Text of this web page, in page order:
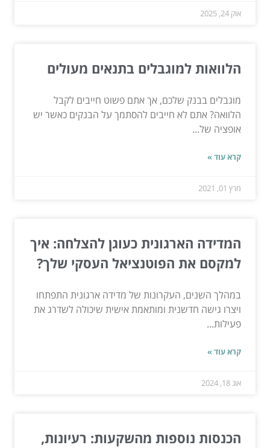
אוק 24, 2025
הלוואות למוגבלים בתנאים מעולים
מוגבלים בבנק שלכם, אך אתם פשוט חייבים לקבל
הלוואה? אתם לא חייבים להסתמך על הבנקים כאשר יש
אופציה של...
קרא עוד »
מרץ 01, 2021
המדידה הארגונית כעוגן להצלחה: איך
למקסם את הפוטנציאל העסקי שלך?
במהלך השנים, העקרונות של מדידה ארגונית התפתחו
ויצרו גישה חדשנית ומותאמת אישית שיכולה לשדרג את
פעילות...
קרא עוד »
אוג 18, 2024
הכנסות נוספות מהשקעות: רעיונות,